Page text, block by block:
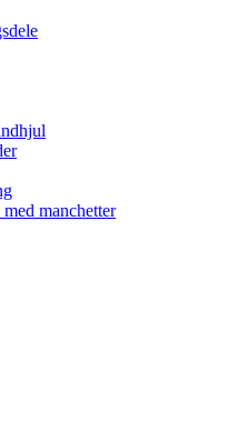
manchetter